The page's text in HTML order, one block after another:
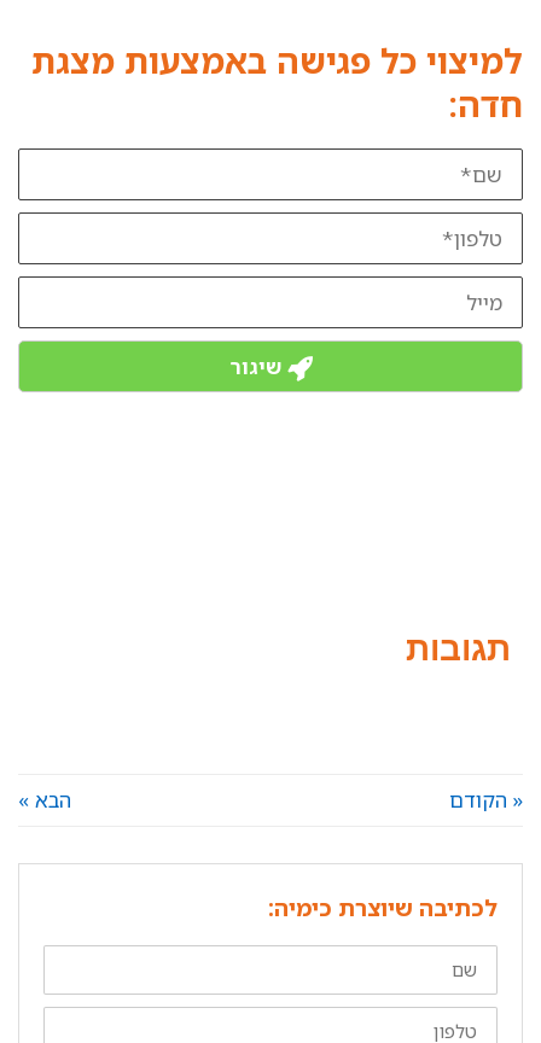
למיצוי כל פגישה באמצעות מצגת
חדה:
שם
טלפון
מייל
שיגור
תגובות
« הקודם הבא »
לכתיבה שיוצרת כימיה:
שם
טלפון